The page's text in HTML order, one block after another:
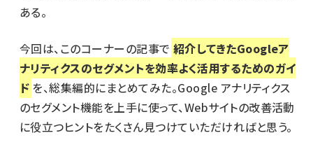
ある。
今回は、このコーナーの記事で 紹介してきたGoogleア
ナリティクスのセグメントを効率よく活用するためのガイ
ド を、総集編的にまとめてみた。Google アナリティクス
のセグメント機能を上手に使って、Webサイトの改善活動
に役立つヒントをたくさん見つけていただければと思う。